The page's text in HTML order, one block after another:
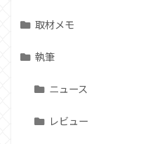
取材メモ
執筆
ニュース
レビュー